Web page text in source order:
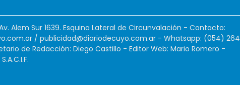
Alem Sur 1639. Esquina Lateral de Circunvalación - Contacto:
/ publicidad@diariodecuyo.com.ar - Whatsapp: (054) 264
de Redacción: Diego Castillo - Editor Web: Mario Romero -